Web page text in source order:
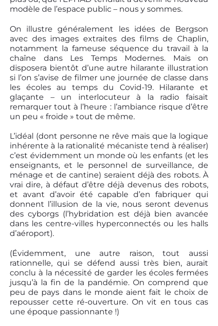
modèle de l’espace public – nous y sommes.
On illustre généralement les idées de Bergson
avec des images extraites des films de Chaplin,
notamment la fameuse séquence du travail à la
chaîne dans Les Temps Modernes. Mais on
disposera bientôt d’une autre hilarante illustration
si l’on s’avise de filmer une journée de classe dans
les écoles au temps du Covid-19. Hilarante et
glaçante – un interlocuteur à la radio faisait
remarquer tout à l’heure : l’ambiance risque d’être
un peu « froide » tout de même.
L’idéal (dont personne ne rêve mais que la logique
inhérente à la rationalité mécaniste tend à réaliser)
c’est évidemment un monde où les enfants (et les
enseignants, et le personnel de surveillance, de
ménage et de cantine) seraient déjà des robots. À
vrai dire, à défaut d’être déjà devenus des robots,
et avant d’avoir été capable d’en fabriquer qui
donnent l’illusion de la vie, nous seront devenus
des cyborgs (l’hybridation est déjà bien avancée
dans les centre-villes hyperconnectés ou les halls
d’aéroport).
(Évidemment, une autre raison, tout aussi
rationnelle, qui se défend aussi très bien, aurait
conclu à la nécessité de garder les écoles fermées
jusqu’à la fin de la pandémie. On comprend que
peu de pays dans le monde aient fait le choix de
repousser cette ré-ouverture. On vit en tous cas
une époque passionnante !)